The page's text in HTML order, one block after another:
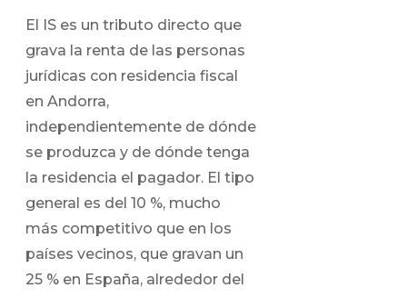
El IS es un tributo directo que
grava la renta de las personas
jurídicas con residencia fiscal
en Andorra,
independientemente de dónde
se produzca y de dónde tenga
la residencia el pagador. El tipo
general es del 10 %, mucho
más competitivo que en los
países vecinos, que gravan un
25 % en España, alrededor del